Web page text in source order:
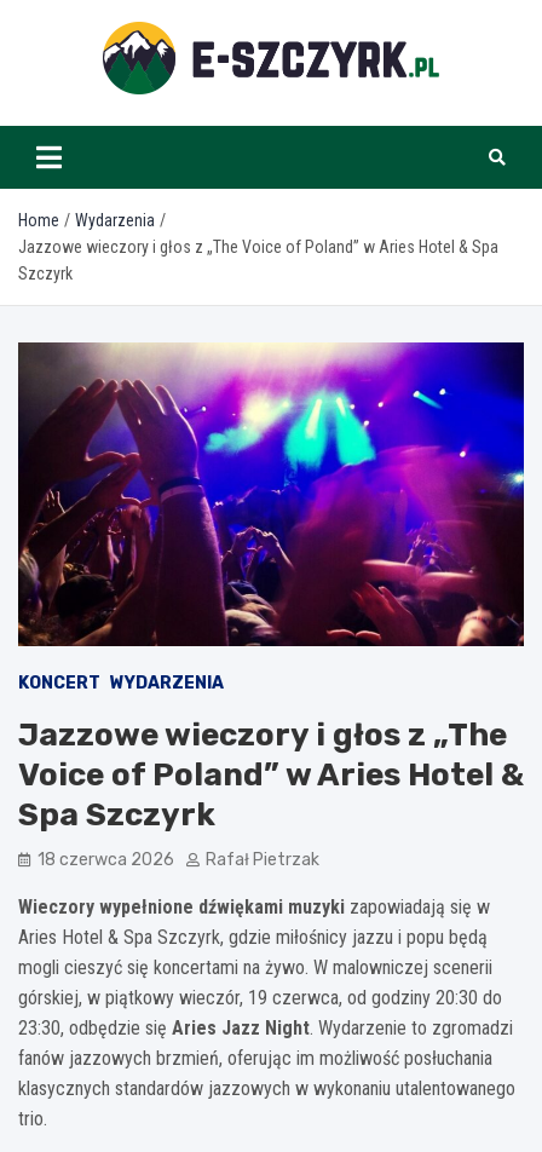
e-szczyrk.pl
Home
Wydarzenia
Jazzowe wieczory i głos z „The Voice of Poland” w Aries Hotel & Spa
Szczyrk
KONCERT WYDARZENIA
Jazzowe wieczory i głos z „The
Voice of Poland” w Aries Hotel &
Spa Szczyrk
18 czerwca 2026 Rafał Pietrzak
Wieczory wypełnione dźwiękami muzyki zapowiadają się w
Aries Hotel & Spa Szczyrk, gdzie miłośnicy jazzu i popu będą
mogli cieszyć się koncertami na żywo. W malowniczej scenerii
górskiej, w piątkowy wieczór, 19 czerwca, od godziny 20:30 do
23:30, odbędzie się Aries Jazz Night. Wydarzenie to zgromadzi
fanów jazzowych brzmień, oferując im możliwość posłuchania
klasycznych standardów jazzowych w wykonaniu utalentowanego
trio.